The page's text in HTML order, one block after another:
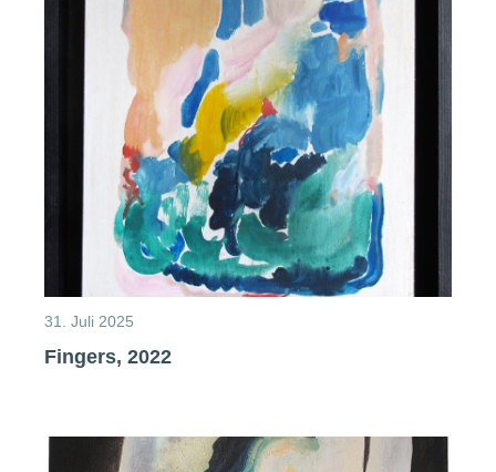
31. Juli 2025
Fingers, 2022